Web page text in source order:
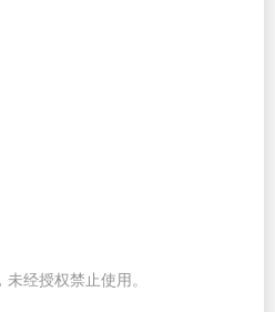
经授权禁止使用。